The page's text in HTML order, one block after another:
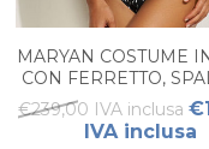
MARYAN COSTUME
CON FERRETTO,
LARGHE E VITA
ACCENTUATA
€239,00 IVA inclusa
IVA inclusa